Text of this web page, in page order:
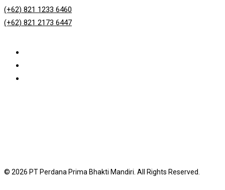
(+62) 821 1233 6460
(+62) 821 2173 6447
© 2026 PT Perdana Prima Bhakti Mandiri. All Rights Reserved.